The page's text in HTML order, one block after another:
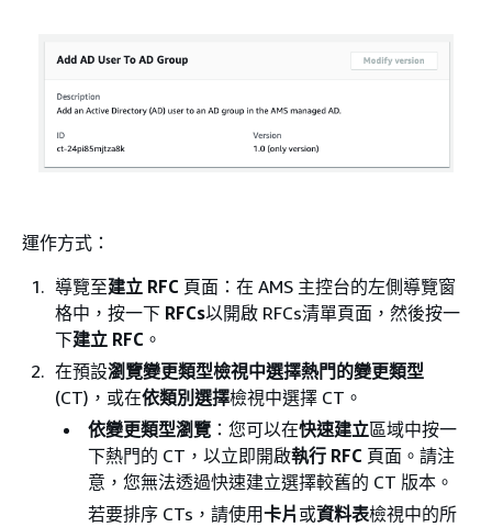
運作方式：
導覽至建立 RFC 頁面：在 AMS 主控台的左側導覽窗
格中，按一下 RFCs以開啟 RFCs清單頁面，然後按一
下建立 RFC 。
在預設瀏覽變更類型檢視中選擇熱門的變更類型
(CT)，或在依類別選擇檢視中選擇 CT。
依變更類型瀏覽 ：您可以在快速建立區域中按一
下熱門的 CT，以立即開啟執行 RFC 頁面。請注
意，您無法透過快速建立選擇較舊的 CT 版本。
若要排序 CTs，請使用卡片 或資料表檢視中的所